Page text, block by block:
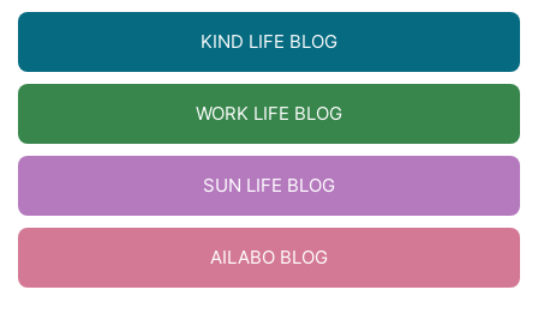
KIND LIFE BLOG
WORK LIFE BLOG
SUN LIFE BLOG
AILABO BLOG